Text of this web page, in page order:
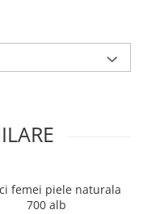
femei piele naturala
700 alb